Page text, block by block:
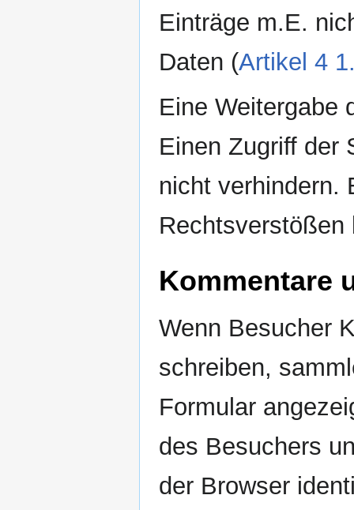
Einträge m.E.
Daten (Artikel 4
Eine Weitergabe
Einen Zugriff der
nicht verhindern.
Rechtsverstößen
Kommentare
Wenn Besucher
schreiben,
Formular
des Besuchers
der Browser